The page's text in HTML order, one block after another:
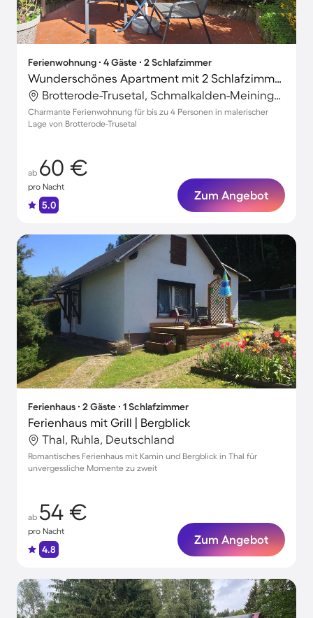
Ferienwohnung ∙ 4 Gäste ∙ 2 Schlafzimmer
Wunderschönes Apartment mit 2 Schlafzimmern für 4 Personen
Brotterode-Trusetal, Schmalkalden-Meiningen, Deutschland
Charmante Ferienwohnung für bis zu 4 Personen in malerischer
Lage von Brotterode-Trusetal
ab 60 €
pro Nacht
5.0
Zum Angebot
Ferienhaus ∙ 2 Gäste ∙ 1 Schlafzimmer
Ferienhaus mit Grill | Bergblick
Thal, Ruhla, Deutschland
Romantisches Ferienhaus mit Kamin und Bergblick in Thal für
unvergessliche Momente zu zweit
ab 54 €
pro Nacht
4.8
Zum Angebot